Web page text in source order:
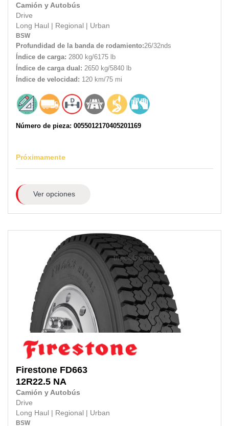
Camión y Autobús
Drive
Long Haul | Regional | Urban
BSW
Profundidad de la banda de rodamiento:26/32nds
Índice de carga: 2800 kg/6175 lb
Índice de carga dual: 2650 kg/5840 lb
Índice de velocidad: 120 km/75 mi
Número de pieza: 0055012170405201169
Próximamente
Ver opciones
Firestone FD663
12R22.5 NA
Camión y Autobús
Drive
Long Haul
Regional Urban
BSW